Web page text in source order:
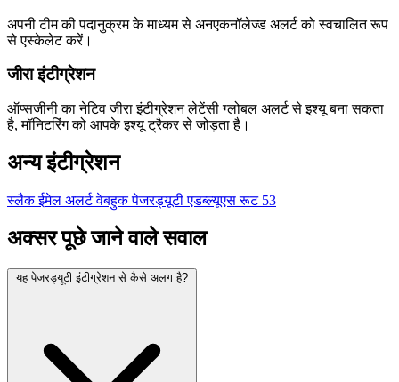
अपनी टीम की पदानुक्रम के माध्यम से अनएकनॉलेज्ड अलर्ट को स्वचालित रूप
से एस्केलेट करें।
जीरा इंटीग्रेशन
ऑप्सजीनी का नेटिव जीरा इंटीग्रेशन लेटेंसी ग्लोबल अलर्ट से इश्यू बना सकता
है, मॉनिटरिंग को आपके इश्यू ट्रैकर से जोड़ता है।
अन्य इंटीग्रेशन
स्लैकईमेल अलर्टवेबहुकपेजरड्यूटीएडब्ल्यूएस रूट 53
अक्सर पूछे जाने वाले सवाल
यह पेजरड्यूटी इंटीग्रेशन से कैसे अलग है?